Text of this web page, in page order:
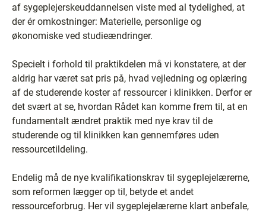
af sygeplejerskeuddannelsen viste med al tydelighed, at
der ér omkostninger: Materielle, personlige og
økonomiske ved studieændringer.
Specielt i forhold til praktikdelen må vi konstatere, at der
aldrig har været sat pris på, hvad vejledning og oplæring
af de studerende koster af ressourcer i klinikken. Derfor er
det svært at se, hvordan Rådet kan komme frem til, at en
fundamentalt ændret praktik med nye krav til de
studerende og til klinikken kan gennemføres uden
ressourcetildeling.
Endelig må de nye kvalifikationskrav til sygeplejelærerne,
som reformen lægger op til, betyde et andet
ressourceforbrug. Her vil sygeplejelærerne klart anbefale,